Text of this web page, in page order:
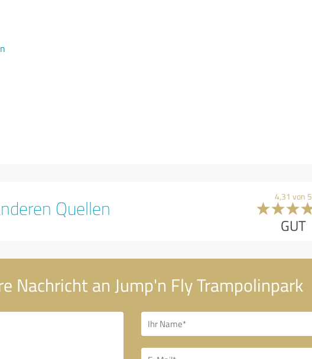
Quellen 4,31 von 5
GUT
Nachricht an Jump'n Fly Trampolinpark